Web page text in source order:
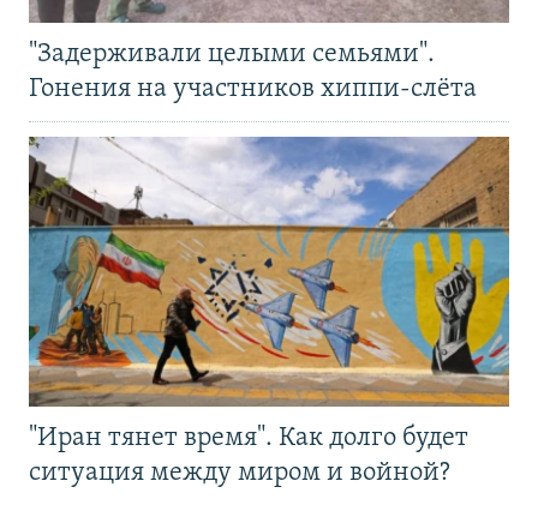
"Задерживали целыми семьями".
Гонения на участников хиппи-слёта
"Иран тянет время". Как долго будет
ситуация между миром и войной?